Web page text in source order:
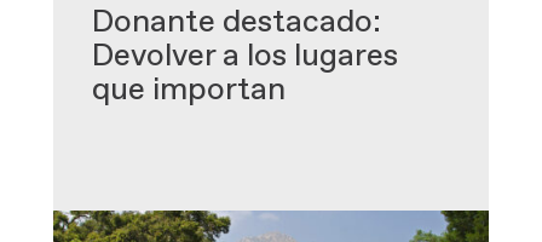
Donante destacado:
Devolver a los lugares
que importan